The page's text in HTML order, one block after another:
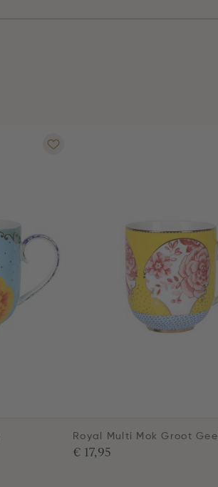
Royal Multi Mok Groot Geel
€ 17,95